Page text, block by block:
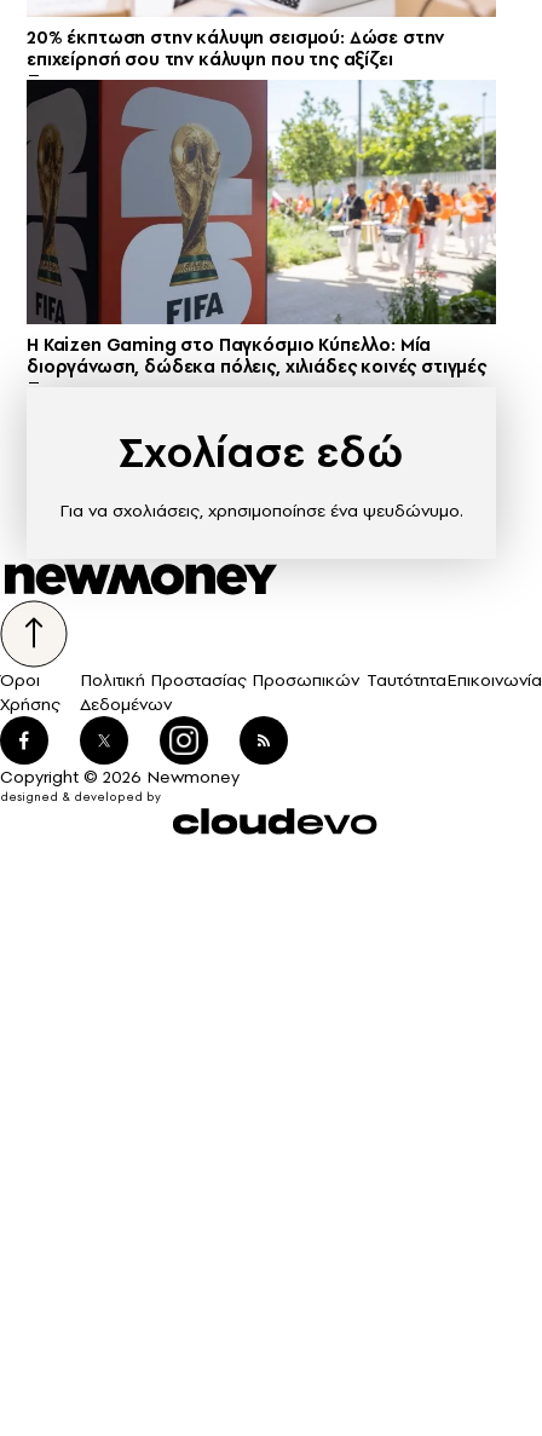
20% έκπτωση στην κάλυψη σεισμού: Δώσε στην
επιχείρησή σου την κάλυψη που της αξίζει
H Kaizen Gaming στο Παγκόσμιο Kύπελλο: Μία
διοργάνωση, δώδεκα πόλεις, χιλιάδες κοινές στιγμές
Σχολίασε εδώ
Για να σχολιάσεις, χρησιμοποίησε ένα ψευδώνυμο.
Όροι
Χρήσης
Πολιτική Προστασίας Προσωπικών
Δεδομένων
ΤαυτότηταΕπικοινωνία
Copyright © 2026 Newmoney
designed & developed by